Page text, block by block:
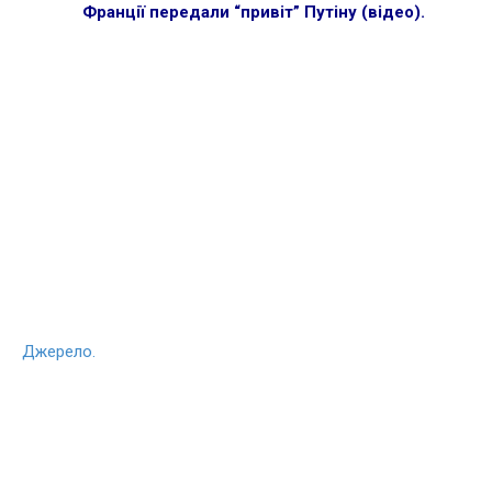
Франції передали “привіт” Путіну (відео).
Джерело.